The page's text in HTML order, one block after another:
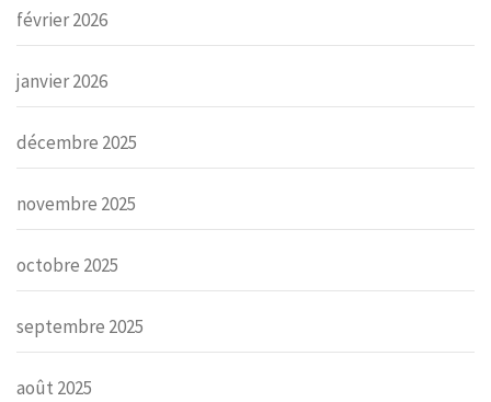
février 2026
janvier 2026
décembre 2025
novembre 2025
octobre 2025
septembre 2025
août 2025